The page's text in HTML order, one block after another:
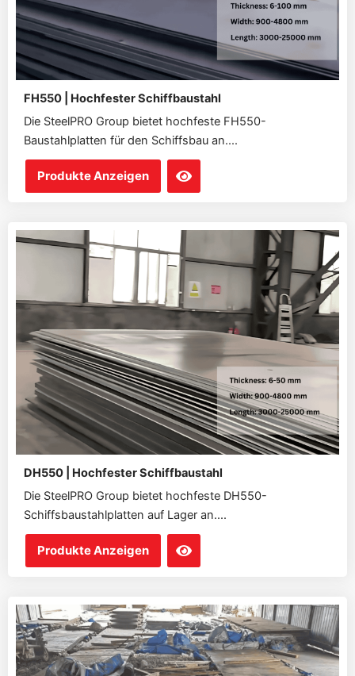
FH550 | Hochfester Schiffbaustahl
Die SteelPRO Group bietet hochfeste FH550-
Baustahlplatten für den Schiffsbau an....
Produkte Anzeigen
DH550 | Hochfester Schiffbaustahl
Die SteelPRO Group bietet hochfeste DH550-
Schiffsbaustahlplatten auf Lager an....
Produkte Anzeigen